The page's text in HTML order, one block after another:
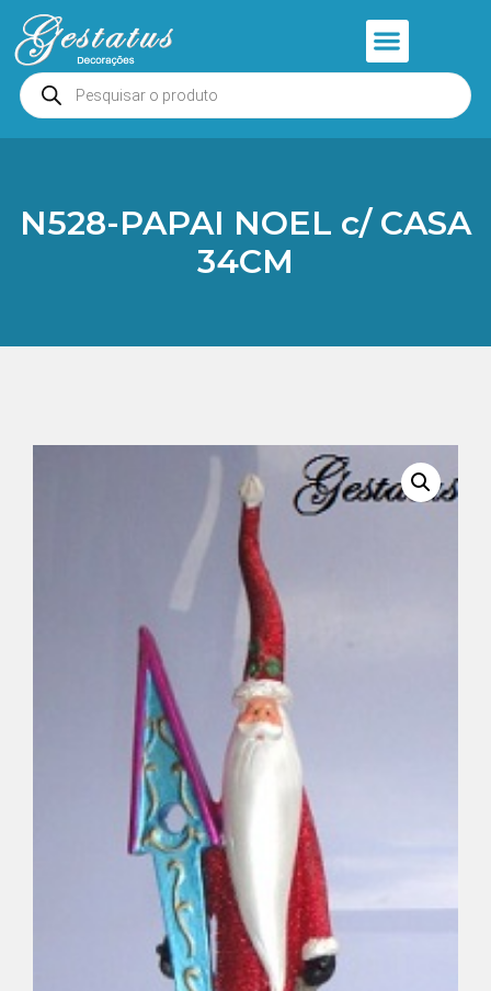
N528-PAPAI NOEL c/ CASA
34CM